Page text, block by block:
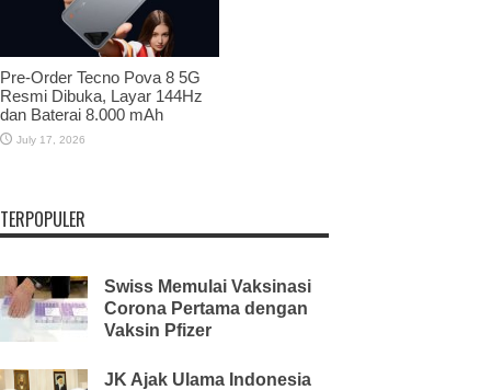
Pre-Order Tecno Pova 8 5G
Resmi Dibuka, Layar 144Hz
dan Baterai 8.000 mAh
July 17, 2026
TERPOPULER
Swiss Memulai Vaksinasi
Corona Pertama dengan
Vaksin Pfizer
JK Ajak Ulama Indonesia